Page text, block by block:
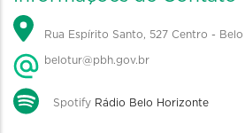
Rua Espírito Santo, 527 Centro -
belotur@pbh.gov.br
Spotify Rádio Belo Horizonte